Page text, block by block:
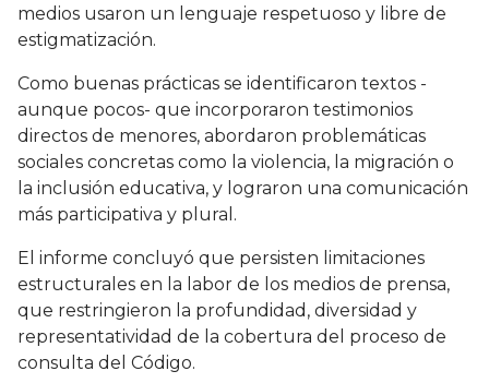
medios usaron un lenguaje respetuoso y libre de
estigmatización.
Como buenas prácticas se identificaron textos -
aunque pocos- que incorporaron testimonios
directos de menores, abordaron problemáticas
sociales concretas como la violencia, la migración o
la inclusión educativa, y lograron una comunicación
más participativa y plural.
El informe concluyó que persisten limitaciones
estructurales en la labor de los medios de prensa,
que restringieron la profundidad, diversidad y
representatividad de la cobertura del proceso de
consulta del Código.